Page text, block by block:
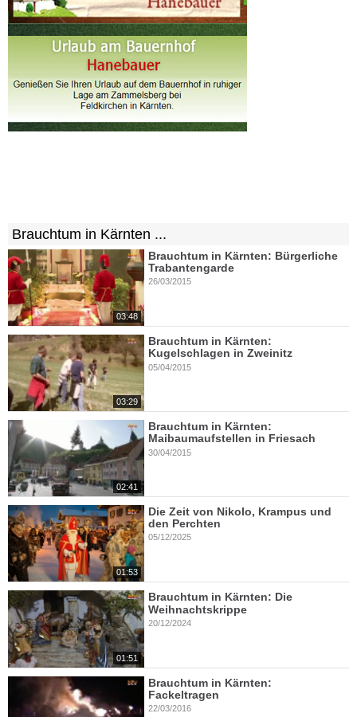
Brauchtum in Kärnten ...
03:48
Brauchtum in Kärnten: Bürgerliche
Trabantengarde
26/03/2015
03:29
Brauchtum in Kärnten:
Kugelschlagen in Zweinitz
05/04/2015
02:41
Brauchtum in Kärnten:
Maibaumaufstellen in Friesach
30/04/2015
01:53
Die Zeit von Nikolo, Krampus und
den Perchten
05/12/2025
01:51
Brauchtum in Kärnten: Die
Weihnachtskrippe
20/12/2024
Brauchtum in Kärnten:
Fackeltragen
22/03/2016